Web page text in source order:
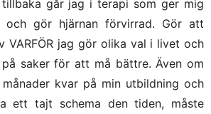
går jag i terapi som ger mig
och gör hjärnan förvirrad. Gör att
VARFÖR jag gör olika val i livet och
saker för att må bättre. Även om
kvar på min utbildning och
ett tajt schema den tiden, måste